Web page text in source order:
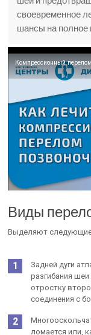
своевременное
шансы на полное
Компрессионный
Виды
Выделяют
Задней дуги
разгибания
отростку
соединения с
ломается или,